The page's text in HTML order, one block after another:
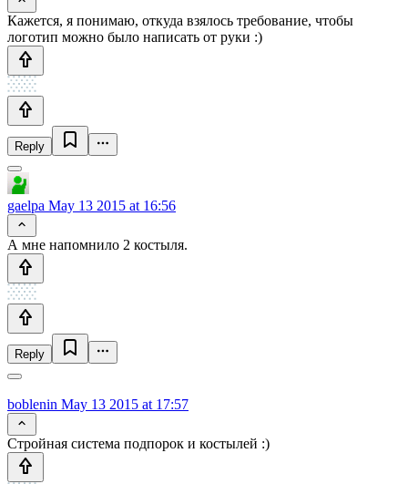
Кажется, я понимаю, откуда взялось требование, чтобы
логотип можно было написать от руки :)
Reply
gaelpa May 13 2015 at 16:56
А мне напомнило 2 костыля.
Reply
boblenin May 13 2015 at 17:57
Стройная система подпорок и костылей :)